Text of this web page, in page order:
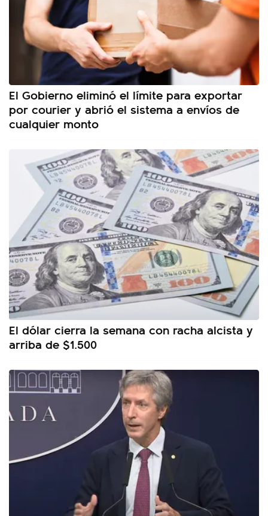
El Gobierno eliminó el límite para exportar
por courier y abrió el sistema a envíos de
cualquier monto
El dólar cierra la semana con racha alcista y
arriba de $1.500